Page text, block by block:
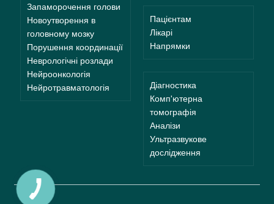
Запаморочення голови
Новоутворення в
головному мозку
Порушення координації
Неврологічні розлади
Нейроонкологія
Нейротравматологія
Пацієнтам
Лікарі
Напрямки
Діагностика
Комп'ютерна
томографія
Аналізи
Ультразвукове
дослідження